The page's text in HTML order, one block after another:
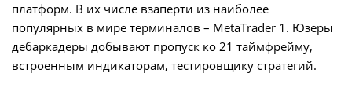
платформ. В их числе взаперти из наиболее
популярных в мире терминалов – MetaTrader 1. Юзеры
дебаркадеры добывают пропуск ко 21 таймфрейму,
встроенным индикаторам, тестировщику стратегий.